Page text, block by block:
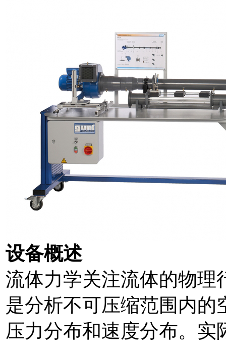
设备概述
流体力学关注流体的物理
是分析不可压缩范围内的
压力分布和速度分布。